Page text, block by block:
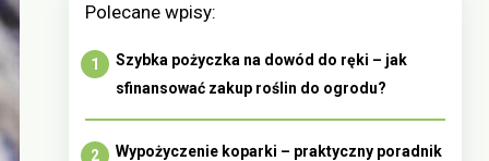
Polecane wpisy:
Szybka pożyczka na dowód do ręki – jak
sfinansować zakup roślin do ogrodu?
Wypożyczenie koparki – praktyczny poradnik